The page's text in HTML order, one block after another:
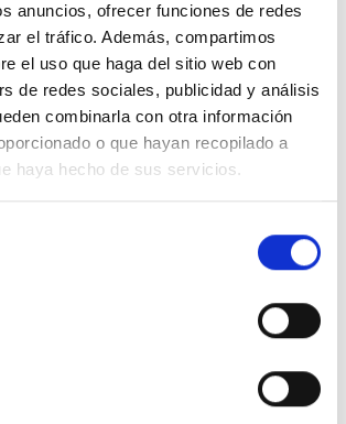
anuncios, ofrecer funciones de redes
el tráfico. Además, compartimos
el uso que haga del sitio web con
de redes sociales, publicidad y análisis
combinarla con otra información
o que hayan recopilado a
haya hecho de sus servicios.
Soldering
And Hvac/R